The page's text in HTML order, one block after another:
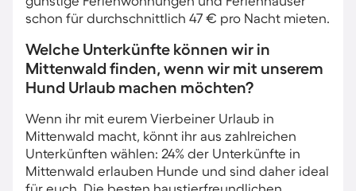
schon für durchschnittlich 47 € pro Nacht mieten.
Welche Unterkünfte können wir in
Mittenwald finden, wenn wir mit unserem
Hund Urlaub machen möchten?
Wenn ihr mit eurem Vierbeiner Urlaub in
Mittenwald macht, könnt ihr aus zahlreichen
Unterkünften wählen: 24% der Unterkünfte in
Mittenwald erlauben Hunde und sind daher ideal